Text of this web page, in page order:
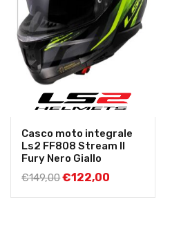
Casco moto integrale
Ls2 FF808 Stream II
Fury Nero Giallo
€149,00€122,00